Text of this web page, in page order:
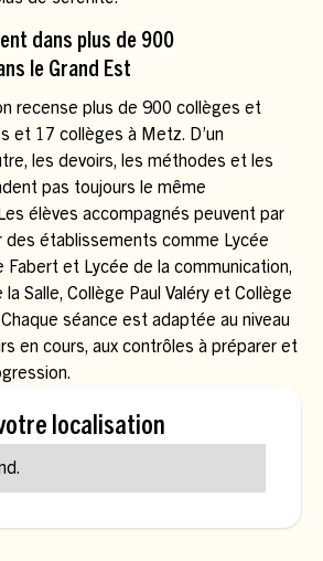
dans plus de 900
le Grand Est
recense plus de 900 collèges et
et 17 collèges à Metz. D’un
les devoirs, les méthodes et les
pas toujours le même
élèves accompagnés peuvent par
établissements comme Lycée
Fabert et Lycée de la communication,
Salle, Collège Paul Valéry et Collège
séance est adaptée au niveau
en cours, aux contrôles à préparer et
localisation